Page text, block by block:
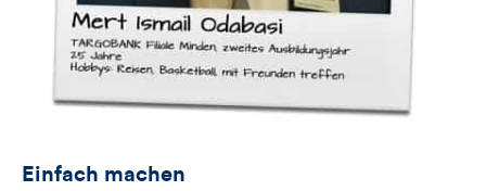
Einfach machen